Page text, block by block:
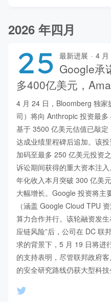
2026 年四月
25 最新进展 · 4 月
Google承
多400亿美元，
4 月 24 日，Bloomberg 独
司）将向 Anthropic 投资最
基于 3500 亿美元估值已敲
达成业绩里程碑后追加。该
加码至最多 250 亿美元投资
诉讼期间获得的重大资本注
年化收入本月突破 300 亿美
大幅增长。Google 投资将主
（涵盖 Google Cloud TPU
算力合作并行。该轮融资发
应链风险”后，公司在 DC 联
求的背景下，5 月 19 日将进
的支持表明，尽管联邦政府
的安全研究路线仍获大型科技